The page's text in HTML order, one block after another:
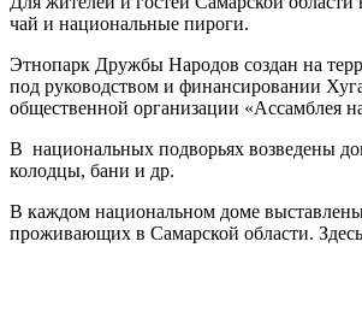
чай и национальные пироги.
Этнопарк Дружбы Народов создан на
под руководством и финансировании
общественной организации «Ассамблея
В национальных подворьях возведены
колодцы, бани и др.
В каждом национальном доме
проживающих в Самарской области.